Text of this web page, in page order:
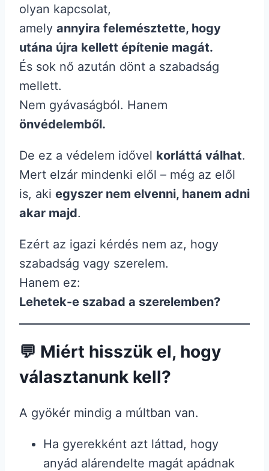
olyan kapcsolat,
amely annyira felemésztette, hogy
utána újra kellett építenie magát.
És sok nő azután dönt a szabadság
mellett.
Nem gyávaságból. Hanem
önvédelemből.
De ez a védelem idővel korláttá válhat.
Mert elzár mindenki elől – még az elől
is, aki egyszer nem elvenni, hanem adni
akar majd.
Ezért az igazi kérdés nem az, hogy
szabadság vagy szerelem.
Hanem ez:
Lehetek-e szabad a szerelemben?
💬 Miért hisszük el, hogy
választanunk kell?
A gyökér mindig a múltban van.
Ha gyerekként azt láttad, hogy
anyád alárendelte magát apádnak